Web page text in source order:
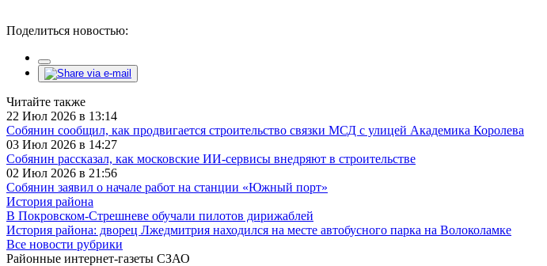
Поделиться новостью:
Читайте также
22 Июл 2026 в 13:14
Собянин сообщил, как продвигается строительство связки МСД с улицей Академика Королева
03 Июл 2026 в 14:27
Собянин рассказал, как московские ИИ-сервисы внедряют в строительстве
02 Июл 2026 в 21:56
Собянин заявил о начале работ на станции «Южный порт»
История района
В Покровском-Стрешневе обучали пилотов дирижаблей
История района: дворец Лжедмитрия находился на месте автобусного парка на Волоколамке
Все новости рубрики
Районные интернет-газеты СЗАО